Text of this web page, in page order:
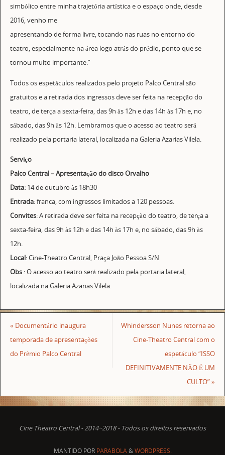
simbólico entre minha trajetória artística e o espaço onde, desde
2016, venho me
apresentando de forma livre, tocando nas ruas no entorno do
teatro, especialmente na área logo atrás do prédio, ponto que se
tornou muito importante.”
Todos os espetáculos realizados pelo projeto Palco Central são
gratuitos e a retirada dos ingressos deve ser feita na recepção do
teatro, de terça a sexta-feira, das 9h às 12h e das 14h às 17h e, no
sábado, das 9h às 12h. Lembramos que o acesso ao teatro será
realizado pela portaria lateral, localizada na Galeria Azarias Vilela.
Serviço
Palco Central – Apresentação do disco Orvalho
Data: 14 de outubro às 18h30
Entrada: franca, com ingressos limitados a 120 pessoas.
Convites: A retirada deve ser feita na recepção do teatro, de terça a
sexta-feira, das 9h às 12h e das 14h às 17h e, no sábado, das 9h às
12h.
Local: Cine-Theatro Central, Praça João Pessoa S/N
Obs.: O acesso ao teatro será realizado pela portaria lateral,
localizada na Galeria Azarias Vilela.
« Documentário inaugura
temporada de apresentações
do Prêmio Palco Central
Whindersson Nunes retorna ao
Cine-Theatro Central com o
espetáculo “ISSO
DEFINITIVAMENTE NÃO É UM
CULTO”»
Cine Theatro Central - 2014~2018 - Todos os direitos reservados
MANTIDO POR PARABOLA&WORDPRESS.